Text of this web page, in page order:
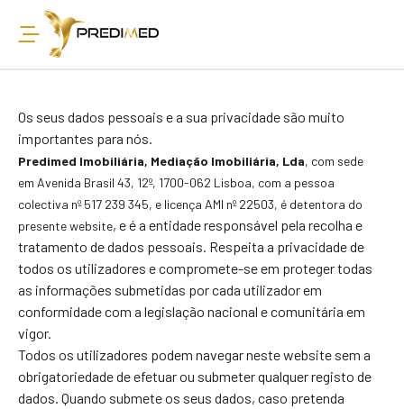
Os seus dados pessoais e a sua privacidade são muito
importantes para nós.
Predimed Imobiliária, Mediação Imobiliária, Lda, com sede
em Avenida Brasil 43, 12º, 1700-062 Lisboa, com a pessoa
colectiva nº 517 239 345, e licença AMI nº 22503, é detentora do
presente website, e é a entidade responsável pela recolha e
tratamento de dados pessoais. Respeita a privacidade de
todos os utilizadores e compromete-se em proteger todas
as informações submetidas por cada utilizador em
conformidade com a legislação nacional e comunitária em
vigor.
Todos os utilizadores podem navegar neste website sem a
obrigatoriedade de efetuar ou submeter qualquer registo de
dados. Quando submete os seus dados, caso pretenda